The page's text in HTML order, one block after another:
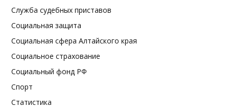
Служба судебных приставов
Социальная защита
Социальная сфера Алтайского края
Социальное страхование
Социальный фонд РФ
Спорт
Статистика